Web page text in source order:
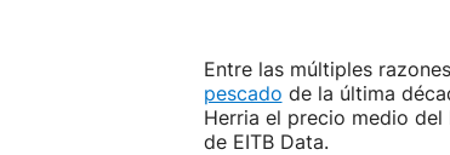
Entre las múltiples
pescado de la última
Herria el precio medio
de EITB Data.